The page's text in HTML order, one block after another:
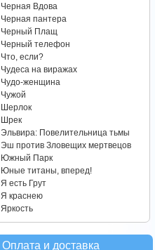
Черная Вдова
Черная пантера
Черный Плащ
Черный телефон
Что, если?
Чудеса на виражах
Чудо-женщина
Чужой
Шерлок
Шрек
Эльвира: Повелительница тьмы
Эш против Зловещих мертвецов
Южный Парк
Юные титаны, вперед!
Я есть Грут
Я краснею
Яркость
Оплата и доставка